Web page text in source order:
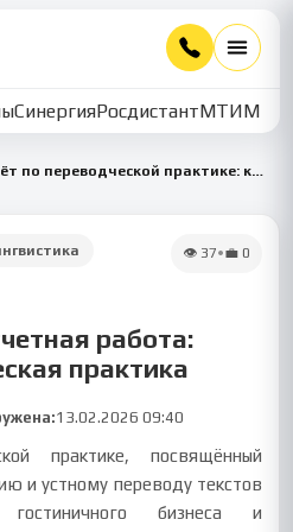
СинергияРосдистантМТИММУ
Отчёт по переводческой практике: кейсы в туризме и юриспруденции
👁 37•💼 0
работа:
практика
13.02.2026 09:40
практике, посвящённый
и устному переводу текстов
бизнеса и